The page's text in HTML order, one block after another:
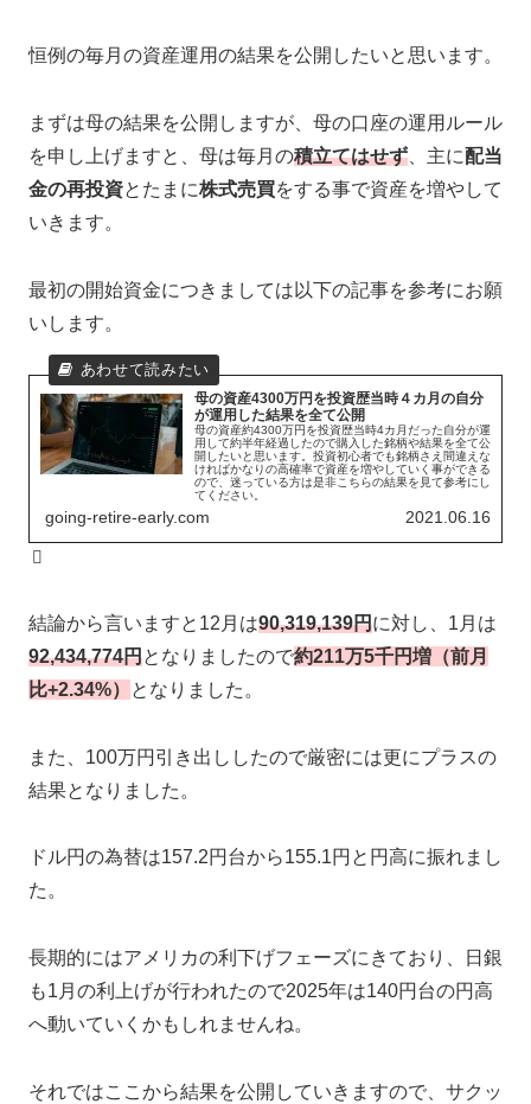
恒例の毎月の資産運用の結果を公開したいと思います。
まずは母の結果を公開しますが、母の口座の運用ルール
を申し上げますと、母は毎月の積立てはせず 、主に配当
金の再投資とたまに株式売買をする事で資産を増やして
いきます。
最初の開始資金につきましては以下の記事を参考にお願
いします。
母の資産4300万円を投資歴当時４カ月の自分
が運用した結果を全て公開
母の資産約4300万円を投資歴当時4カ月だった自分が運
用して約半年経過したので購入した銘柄や結果を全て公
開したいと思います。投資初心者でも銘柄さえ間違えな
ければかなりの高確率で資産を増やしていく事ができる
ので、迷っている方は是非こちらの結果を見て参考にし
てください。
going-retire-early.com 2021.06.16
結論から言いますと12月は90,319,139円に対し、1月は
92,434,774円となりましたので約211万5千円増（前月
比+2.34%）
となりました。
また、100万円引き出ししたので厳密には更にプラスの
結果となりました。
ドル円の為替は157.2円台から155.1円と円高に振れまし
た。
長期的にはアメリカの利下げフェーズにきており、日銀
も1月の利上げが行われたので2025年は140円台の円高
へ動いていくかもしれませんね。
それではここから結果を公開していきますので、サクッ